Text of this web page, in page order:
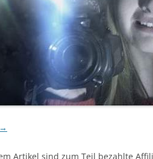
→
Artikel sind zum Teil bezahlte